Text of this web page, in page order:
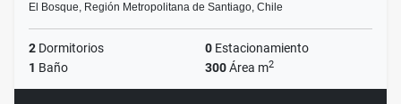
El Bosque, Región Metropolitana de Santiago, Chile
2 Dormitorios 0 Estacionamiento
1 Baño 300Área m2